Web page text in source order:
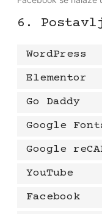
6.
WordPress
Elementor
Go Daddy
Google
Google
YouTube
Facebook